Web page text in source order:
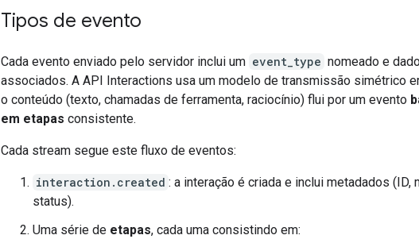
Tipos de evento
Cada evento enviado pelo servidor inclui um event_type nomeado e
associados. A API Interactions usa um modelo de transmissão simétrico
o conteúdo (texto, chamadas de ferramenta, raciocínio) flui por um evento
em etapas consistente.
Cada stream segue este fluxo de eventos:
interaction.created : a interação é criada e inclui metadados (ID,
status).
Uma série de etapas, cada uma consistindo em: